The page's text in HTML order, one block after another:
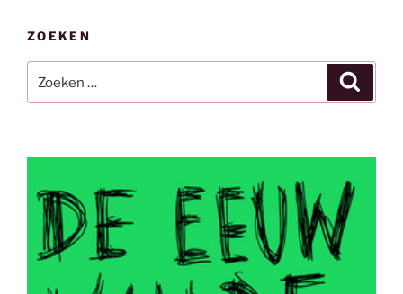
ZOEKEN
naar: